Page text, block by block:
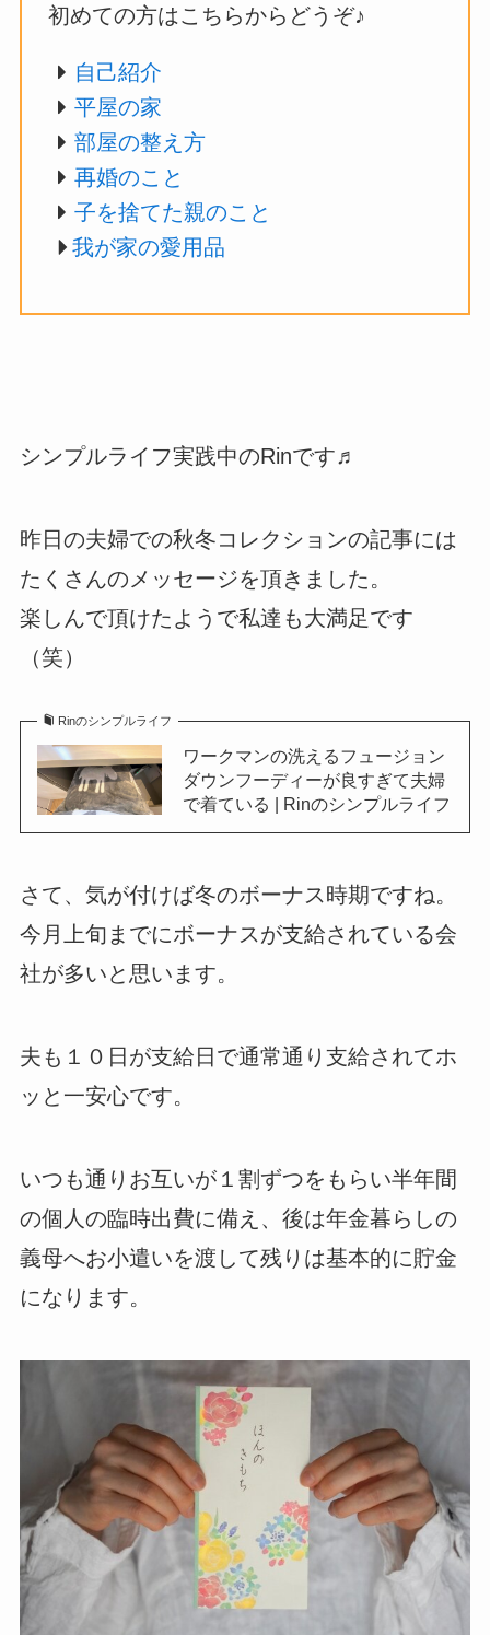
初めての方はこちらからどうぞ♪
自己紹介
平屋の家
部屋の整え方
再婚のこと
子を捨てた親のこと
我が家の愛用品
シンプルライフ実践中のRinです♬
昨日の夫婦での秋冬コレクションの記事には
たくさんのメッセージを頂きました。
楽しんで頂けたようで私達も大満足です
（笑）
Rinのシンプルライフ
ワークマンの洗えるフュージョン
ダウンフーディーが良すぎて夫婦
で着ている | Rinのシンプルライフ
さて、気が付けば冬のボーナス時期ですね。
今月上旬までにボーナスが支給されている会
社が多いと思います。
夫も１０日が支給日で通常通り支給されてホ
ッと一安心です。
いつも通りお互いが１割ずつをもらい半年間
の個人の臨時出費に備え、後は年金暮らしの
義母へお小遣いを渡して残りは基本的に貯金
になります。